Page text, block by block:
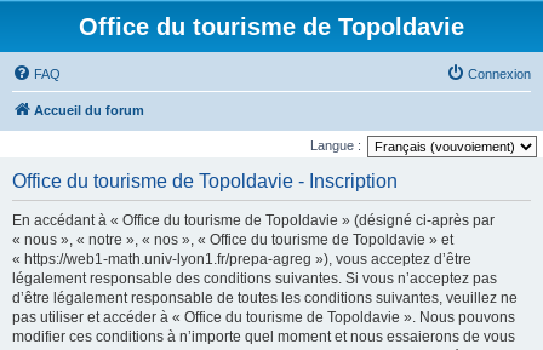
Office du tourisme de Topoldavie
FAQ Connexion
Accueil du forum
Langue :
Office du tourisme de Topoldavie - Inscription
En accédant à « Office du tourisme de Topoldavie » (désigné ci-après par
« nous », « notre », « nos », « Office du tourisme de Topoldavie » et
« https://web1-math.univ-lyon1.fr/prepa-agreg »), vous acceptez d’être
légalement responsable des conditions suivantes. Si vous n’acceptez pas
d’être légalement responsable de toutes les conditions suivantes, veuillez ne
pas utiliser et accéder à « Office du tourisme de Topoldavie ». Nous pouvons
modifier ces conditions à n’importe quel moment et nous essaierons de vous